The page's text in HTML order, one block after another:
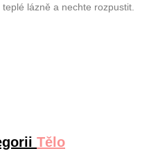
lázně a nechte rozpustit.
Tělo